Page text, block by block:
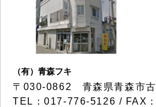
（有）青森フキ
〒030-0862 青森県青森市
TEL：017-776-5126 / FAX